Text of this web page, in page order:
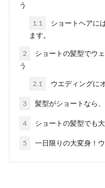
な
う
1.1
ショートヘアに
ます。
2
ショートの髪型でウ
う
2.1 ウエディングに
3 髪型がショートなら
4 ショートの髪型でも
5 一日限りの大変身！